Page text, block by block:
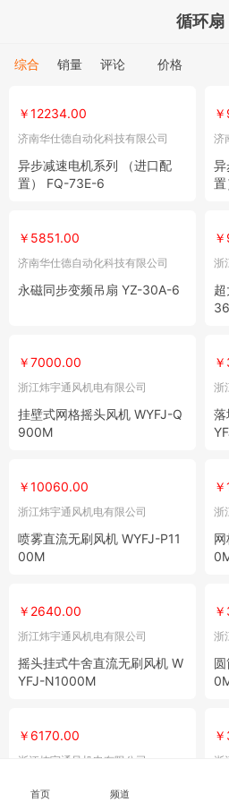
循环扇
综合 销量 评论 价格
￥12234.00
济南华仕德自动化科技有限公司
异步减速电机系列 （进口配
置） FQ-73E-6
济
异
￥5851.00
济南华仕德自动化科技有限公司
永磁同步变频吊扇 YZ-30A-6
浙
￥7000.00
浙江炜宇通风机电有限公司
挂壁式网格摇头风机 WYFJ-Q
900M
浙
落
￥10060.00
浙江炜宇通风机电有限公司
喷雾直流无刷风机 WYFJ-P11
00M
浙
￥2640.00
浙江炜宇通风机电有限公司
摇头挂式牛舍直流无刷风机 W
YFJ-N1000M
浙
￥6170.00
浙江炜宇通风机电有限公司
圆筒直流无刷风机(大风力）
浙
首页 频道